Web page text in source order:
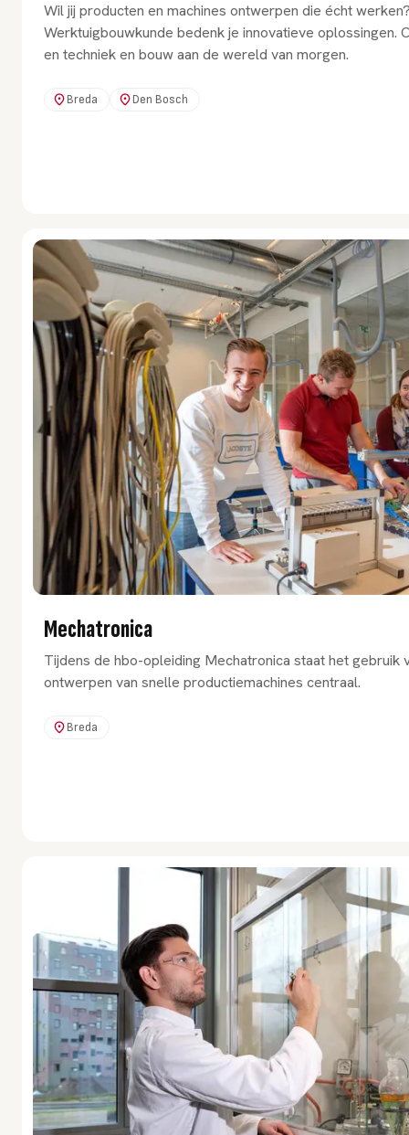
Wil jij producten en machines ontwerpen die écht
Werktuigbouwkunde bedenk je innovatieve oplossingen.
en techniek en bouw aan de wereld van morgen.
Breda Den Bosch
Mechatronica
Tijdens de hbo-opleiding Mechatronica staat het gebruik
ontwerpen van snelle productiemachines centraal.
Breda